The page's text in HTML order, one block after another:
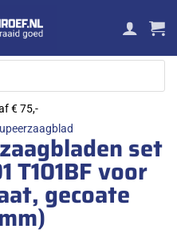
€ 75,-
set
T101BF voor
gecoate